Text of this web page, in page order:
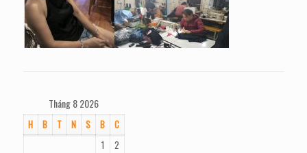
Tháng 8 2026
H B T N S B
C
1
2